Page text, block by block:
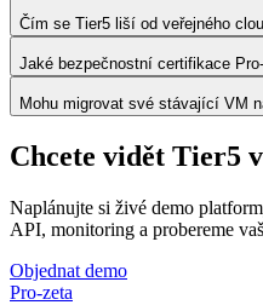
Čím se Tier5 liší od veřejného
Jaké bezpečnostní certifikace
Mohu migrovat své stávající VM
Chcete vidět Tier5
Naplánujte si živé demo
API, monitoring a probereme
Objednat demo
Pro-zeta